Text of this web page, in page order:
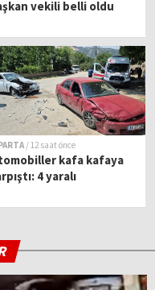
vekili belli oldu
/ 12 saat önce
kafa kafaya
4 yaralı